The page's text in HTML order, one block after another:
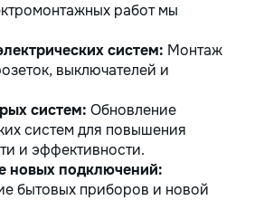
работ мы
систем: Монтаж
выключателей и
систем: Обновление
систем для повышения
и эффективности.
новых подключений:
бытовых приборов и новой